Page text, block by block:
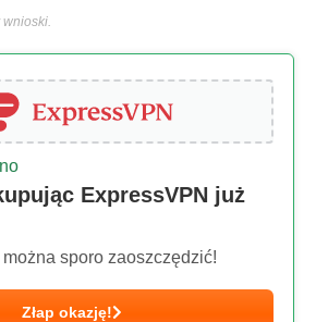
wnioski.
ExpressVPN już
sporo zaoszczędzić!
Złap okazję!